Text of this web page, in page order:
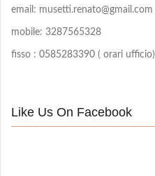
email: musetti.renato@gmail.com
mobile: 3287565328
fisso : 0585283390 ( orari ufficio)
Like Us On Facebook